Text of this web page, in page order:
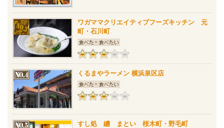
ワガママクリエイティブフーズキッチン 元
町・石川町
くるまやラーメン 横浜泉区店
すし処 纏 まとい 桜木町・野毛町